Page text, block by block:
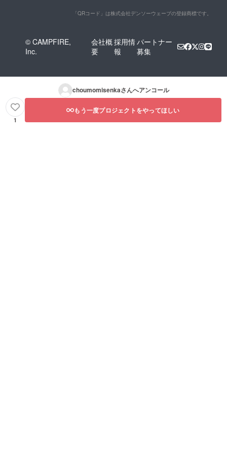
「QRコード」は株式会社デンソーウェーブの登録商標です。
© CAMPFIRE,
Inc.
会社概
要
採用情
報
パートナー
募集
choumomisenkaさんへアンコール
1
もう一度プロジェクトをやってほしい